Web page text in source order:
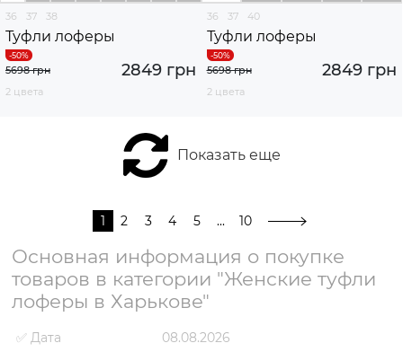
36 37 38
Туфли лоферы
2849 грн
5698 грн
2 цвета
36 37 40
Туфли лоферы
2849 грн
5698 грн
2 цвета
Показать еще
1 2 3 4 5 ... 10
Основная информация о покупке
товаров в категории "Женские туфли
лоферы в Харькове"
✅ Дата
08.08.2026